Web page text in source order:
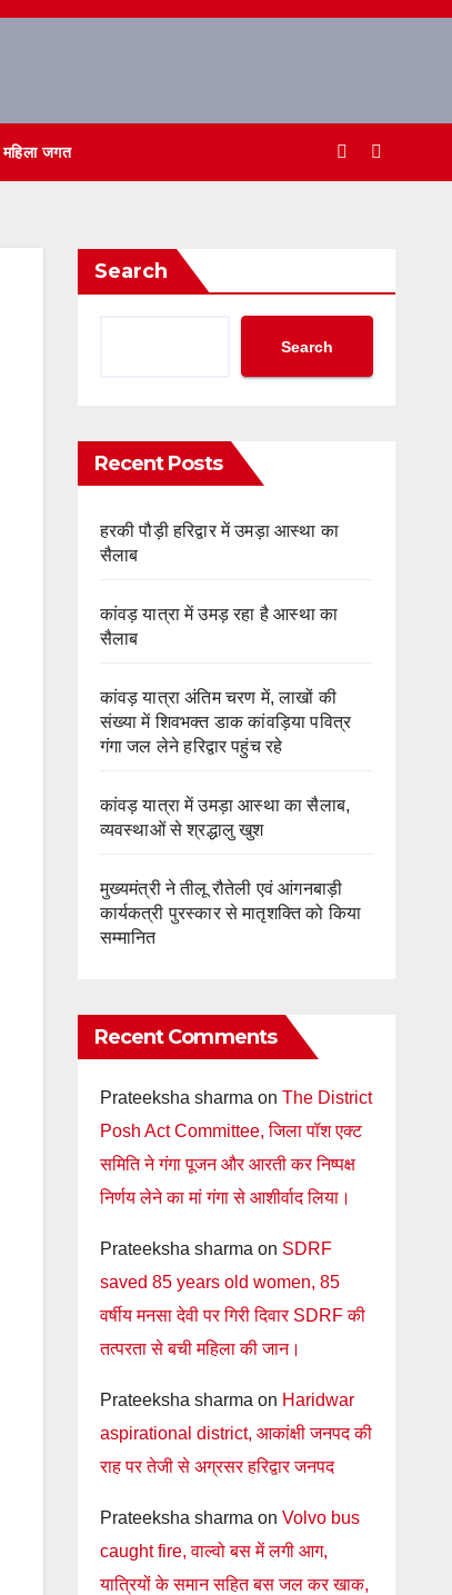
महिला जगत
Search
Search
Recent Posts
हरकी पौड़ी हरिद्वार में उमड़ा आस्था का
सैलाब
कांवड़ यात्रा में उमड़ रहा है आस्था का
सैलाब
कांवड़ यात्रा अंतिम चरण में, लाखों की
संख्या में शिवभक्त डाक कांवड़िया पवित्र
गंगा जल लेने हरिद्वार पहुंच रहे
कांवड़ यात्रा में उमड़ा आस्था का सैलाब,
व्यवस्थाओं से श्रद्धालु खुश
मुख्यमंत्री ने तीलू रौतेली एवं आंगनबाड़ी
कार्यकत्री पुरस्कार से मातृशक्ति को किया
सम्मानित
Recent Comments
Prateeksha sharma on The District
Posh Act Committee, जिला पॉश एक्ट
समिति ने गंगा पूजन और आरती कर निष्पक्ष
निर्णय लेने का मां गंगा से आशीर्वाद लिया।
Prateeksha sharma on SDRF
saved 85 years old women, 85
वर्षीय मनसा देवी पर गिरी दिवार SDRF की
तत्परता से बची महिला की जान।
Prateeksha sharma on Haridwar
aspirational district, आकांक्षी जनपद की
राह पर तेजी से अग्रसर हरिद्वार जनपद
Prateeksha sharma on Volvo bus
caught fire, वाल्वो बस में लगी आग,
यात्रियों के समान सहित बस जल कर खाक,